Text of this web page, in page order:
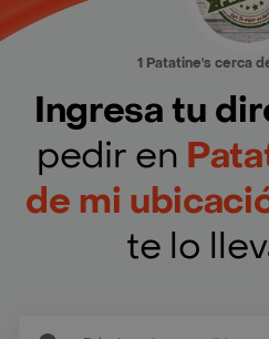
1 Patatine's cerca
Ingresa tu
pedir en
de mi
te lo